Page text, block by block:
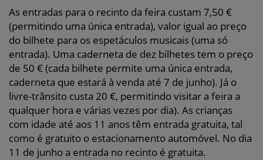
As entradas para o recinto da feira custam 7,50 €
(permitindo uma única entrada), valor igual ao preço
do bilhete para os espetáculos musicais (uma só
entrada). Uma caderneta de dez bilhetes tem o preço
de 50 € (cada bilhete permite uma única entrada,
caderneta que estará à venda até 7 de junho). Já o
livre-trânsito custa 20 €, permitindo visitar a feira a
qualquer hora e várias vezes por dia). As crianças
com idade até aos 11 anos têm entrada gratuita, tal
como é gratuito o estacionamento automóvel. No dia
11 de junho a entrada no recinto é gratuita.